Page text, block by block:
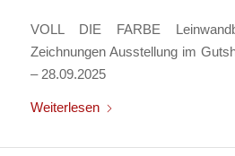
VOLL DIE FARBE
Zeichnungen Ausstellung im
– 28.09.2025
Weiterlesen